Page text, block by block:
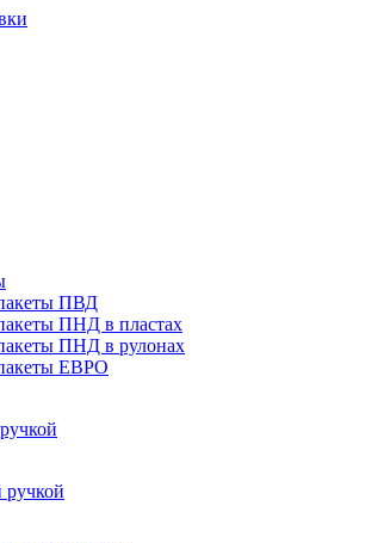
ПВД
ПНД в пластах
ПНД в рулонах
ЕВРО